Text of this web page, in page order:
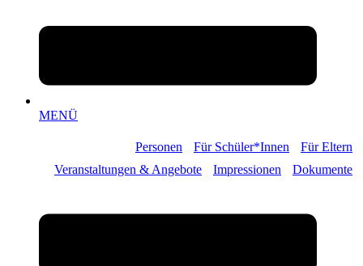
MENÜ
Personen Für Schüler*Innen
Für Eltern
Veranstaltungen & Angebote
Impressionen Dokumente